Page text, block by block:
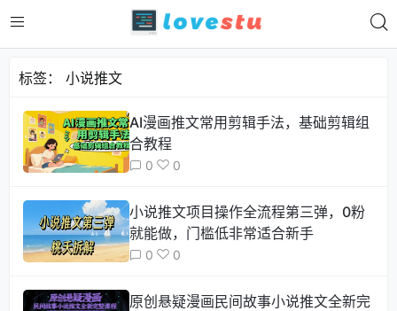
标签： 小说推文
AI漫画推文常用剪辑手法，基础剪辑组
合教程
0 0
小说推文项目操作全流程第三弹，0粉
就能做，门槛低非常适合新手
0 0
原创悬疑漫画民间故事小说推文全新完